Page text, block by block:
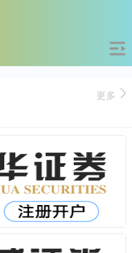
更多